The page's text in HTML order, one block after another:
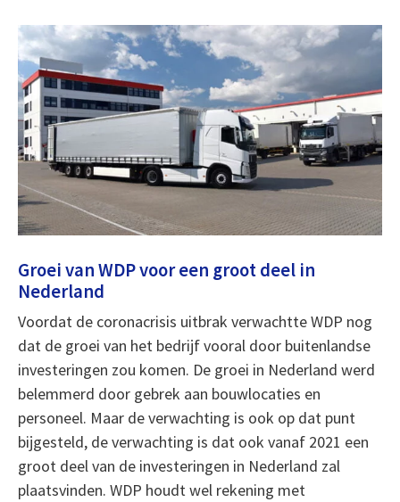
Groei van WDP voor een groot deel in
Nederland
Voordat de coronacrisis uitbrak verwachtte WDP nog
dat de groei van het bedrijf vooral door buitenlandse
investeringen zou komen. De groei in Nederland werd
belemmerd door gebrek aan bouwlocaties en
personeel. Maar de verwachting is ook op dat punt
bijgesteld, de verwachting is dat ook vanaf 2021 een
groot deel van de investeringen in Nederland zal
plaatsvinden. WDP houdt wel rekening met